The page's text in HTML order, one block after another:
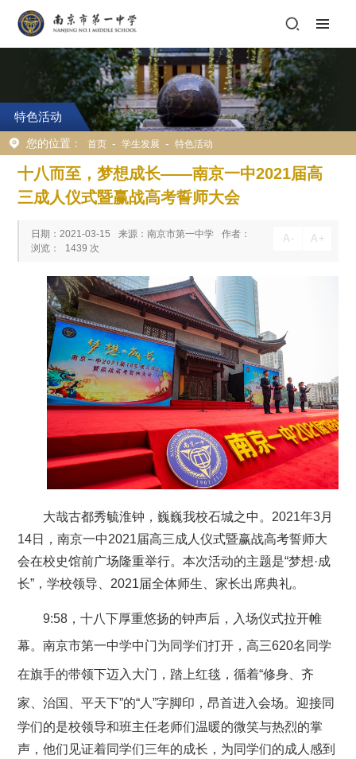
特色活动
您的位置： 首页 - 学生发展 - 特色活动
十八而至，梦想成长——南京一中2021届高
三成人仪式暨赢战高考誓师大会
日期：2021-03-15 来源：南京市第一中学
作者：
浏览：
1439 次
A - A +
大哉古都秀毓淮钟，巍巍我校石城之中 。 2021年3月
14日，南京一中2021届高三成人仪式暨赢战高考誓师大
会在校史馆前广场隆重举行。本次活动的主题是“梦想·成
长”，学校领导、2021届全体师生、家长出席典礼。
9:58，十八下厚重悠扬的钟声后 ， 入场仪式拉开帷
幕。南京市第一中学中门为同学们打开，高三620名同学
在旗手的带领下迈入大门，踏 上红毯，循着“修身、齐
家、治国、平天下”的“人”字脚印，昂首进入会场。迎接同
学们的是校领导和班主任老师们温暖的微笑与热烈的掌
声 ，他们见证着同学们三年的成长， 为同学们的成人感到